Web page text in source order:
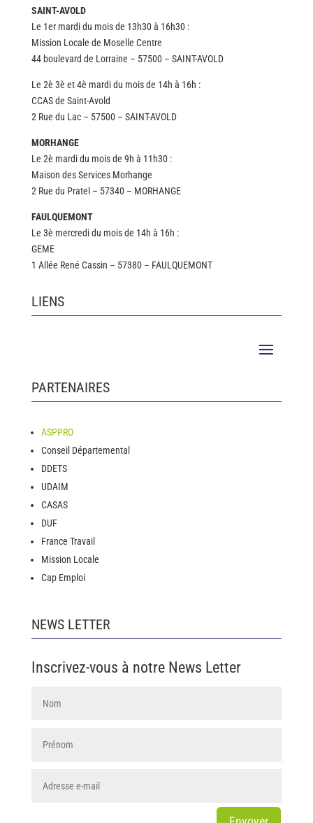
SAINT-AVOLD
Le 1er mardi du mois de 13h30 à 16h30 :
Mission Locale de Moselle Centre
44 boulevard de Lorraine – 57500 – SAINT-AVOLD
Le 2è 3è et 4è mardi du mois de 14h à 16h :
CCAS de Saint-Avold
2 Rue du Lac – 57500 – SAINT-AVOLD
MORHANGE
Le 2è mardi du mois de 9h à 11h30 :
Maison des Services Morhange
2 Rue du Pratel – 57340 – MORHANGE
FAULQUEMONT
Le 3è mercredi du mois de 14h à 16h :
GEME
1 Allée René Cassin – 57380 – FAULQUEMONT
LIENS
PARTENAIRES
ASPPRO
Conseil Départemental
DDETS
UDAIM
CASAS
DUF
France Travail
Mission Locale
Cap Emploi
NEWS LETTER
Inscrivez-vous à notre News Letter